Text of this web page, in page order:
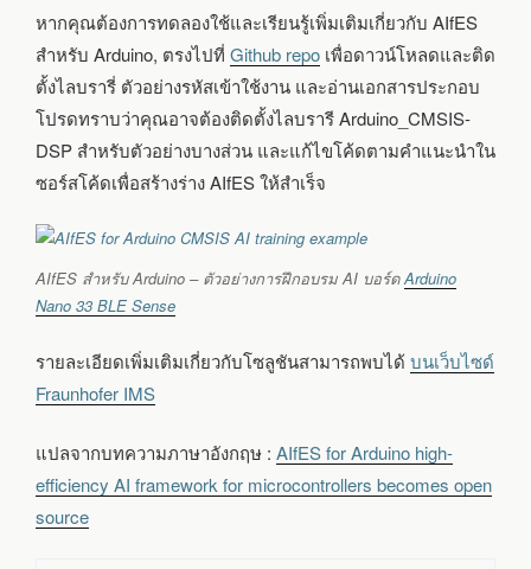
หากคุณต้องการทดลองใช้และเรียนรู้เพิ่มเติมเกี่ยวกับ AIfES
สำหรับ Arduino, ตรงไปที่ Github repo เพื่อดาวน์โหลดและติด
ตั้งไลบรารี่ ตัวอย่างรหัสเข้าใช้งาน และอ่านเอกสารประกอบ
โปรดทราบว่าคุณอาจต้องติดตั้งไลบรารี Arduino_CMSIS-
DSP สำหรับตัวอย่างบางส่วน และแก้ไขโค้ดตามคำแนะนำใน
ซอร์สโค้ดเพื่อสร้างร่าง AIfES ให้สำเร็จ
AIfES สำหรับ Arduino – ตัวอย่างการฝึกอบรม AI บอร์ดArduino
Nano 33 BLE Sense
รายละเอียดเพิ่มเติมเกี่ยวกับโซลูชันสามารถพบได้บนเว็บไซด์
Fraunhofer IMS
แปลจากบทความภาษาอังกฤษ : AIfES for Arduino high-
efficiency AI framework for microcontrollers becomes open
source